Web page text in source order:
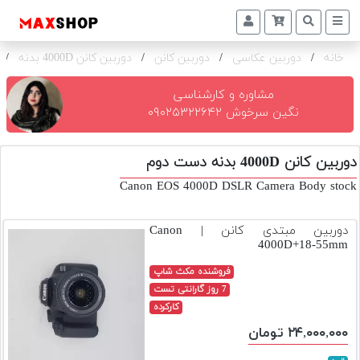
دوربین
و
تجهیزات
و
اکسسوری
دوم
دوربین
و
خانه / دوربین عکاسی / دوربین کانن / دوربین کانن 4000D بدنه /
مشاوره و کارشناسی
نگین سرخوش ۰۹۰۲۵۳۲۲۶۴۲
دوربین کانن 4000D بدنه دست دوم
Canon EOS 4000D DSLR Camera Body stock
دوربین مبتدی کانن | Canon
4000D+18-55mm
فروشنده مکث شاپ
7 روز گارانتی تست
کارکرده
۲۴,۰۰۰,۰۰۰ تومان